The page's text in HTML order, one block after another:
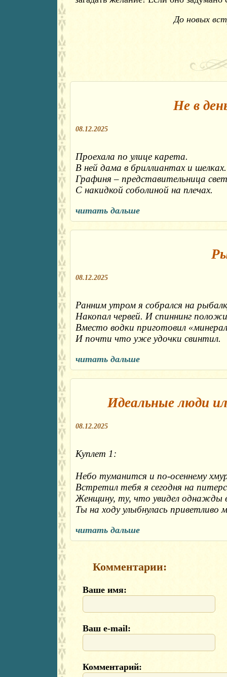
До новых
Не в
08.12.2025
Проехала по улице карета.
В ней дама в бриллиантах и шелках.
Графиня – представительница
С накидкой соболиной на плечах.
читать дальше
08.12.2025
Ранним утром я собрался на
Накопал червей. И спиннинг
Вместо водки приготовил
И почти что уже удочки свинтил.
читать дальше
Идеальные люди
08.12.2025
Куплет 1:
Небо туманится и по-осеннему
Встретил тебя я сегодня на
Женщину, ту, что увидел однажды
Ты на ходу улыбнулась приветливо
читать дальше
Комментарии:
Ваше имя:
Ваш e-mail:
Комментарий: